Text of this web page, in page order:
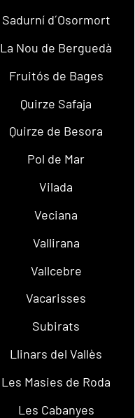
Sadurní d´Osormort
La Nou de Berguedà
Fruitós de Bages
Quirze Safaja
Quirze de Besora
Pol de Mar
Vilada
Veciana
Vallirana
Vallcebre
Vacarisses
Subirats
Llinars del Vallès
Les Masies de Roda
Les Cabanyes